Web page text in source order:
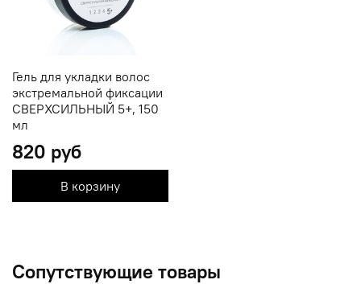
Гель для укладки волос
экстремальной фиксации
СВЕРХСИЛЬНЫЙ 5+, 150
мл
820 руб
В корзину
Сопутствующие товары